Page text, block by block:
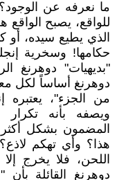
ما نعرفه عن
للواقع، يصبح الواقع
الذي يطيع سيده،
حكامها! وسخرية
"بديهيات" دوهرنغ
دوهرنغ أساساً لكل
من الجزء"،
ويصفه بأنه
هذا؟ وأي تهكم
اللحن، فلا يخرج